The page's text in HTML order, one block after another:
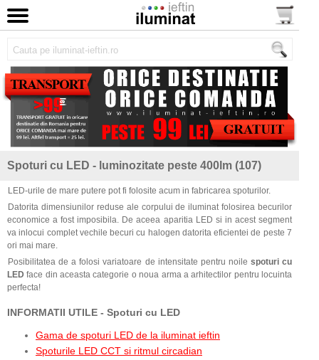
Spoturi cu LED - luminozitate peste 400lm (107)
LED-urile de mare putere pot fi folosite acum in fabricarea spoturilor.
Datorita dimensiunilor reduse ale corpului de iluminat folosirea becurilor
economice a fost imposibila. De aceea aparitia LED si in acest segment
va inlocui complet vechile becuri cu halogen datorita eficientei de peste 7
ori mai mare.
Posibilitatea de a folosi variatoare de intensitate pentru noile spoturi cu
LED face din aceasta categorie o noua arma a arhitectilor pentru locuinta
perfecta!
INFORMATII UTILE - Spoturi cu LED
Gama de spoturi LED de la iluminat ieftin
Spoturile LED CCT si ritmul circadian